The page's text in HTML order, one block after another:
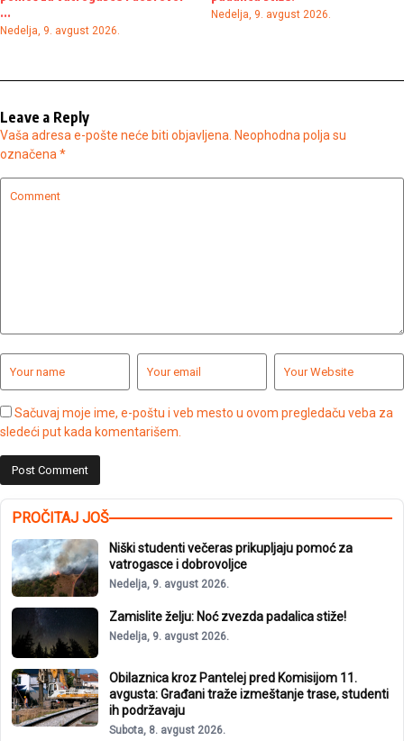
...
Nedelja, 9. avgust 2026.
Nedelja, 9. avgust 2026.
Leave a Reply
Vaša adresa e-pošte neće biti objavljena. Neophodna polja su
označena *
Sačuvaj moje ime, e-poštu i veb mesto u ovom pregledaču veba za
sledeći put kada komentarišem.
PROČITAJ JOŠ
Niški studenti večeras prikupljaju pomoć za
vatrogasce i dobrovoljce
Nedelja, 9. avgust 2026.
Zamislite želju: Noć zvezda padalica stiže!
Nedelja, 9. avgust 2026.
Obilaznica kroz Pantelej pred Komisijom 11.
avgusta: Građani traže izmeštanje trase, studenti
ih podržavaju
Subota, 8. avgust 2026.